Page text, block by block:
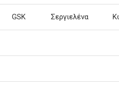
GSK Σεργιελένα